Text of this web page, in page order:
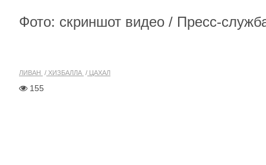
Фото: скриншот видео / Пресс-
ЛИВАН ХИЗБАЛЛА ЦАХАЛ
155